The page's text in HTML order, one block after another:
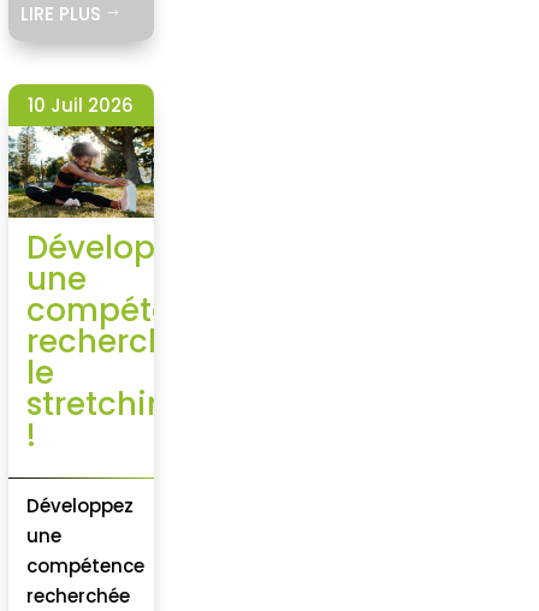
LIRE PLUS $
10 Juil 2026
Développez
une
compétence
recherchée,
le
stretching
!
Développez
une
compétence
recherchée